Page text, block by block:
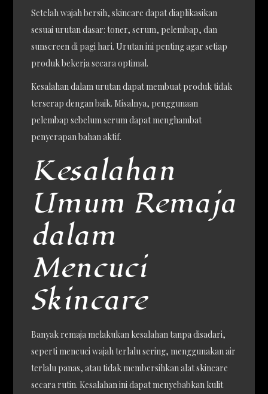
Setelah wajah bersih, skincare dapat diaplikasikan
sesuai urutan dasar: toner, serum, pelembap, dan
sunscreen di pagi hari. Urutan ini penting agar setiap
produk bekerja secara optimal.
Kesalahan dalam urutan dapat membuat produk tidak
terserap dengan baik. Misalnya, penggunaan
pelembap sebelum serum dapat menghambat
penyerapan bahan aktif.
Kesalahan
Umum Remaja
dalam
Mencuci
Skincare
Banyak remaja melakukan kesalahan tanpa disadari,
seperti mencuci wajah terlalu sering, menggunakan air
terlalu panas, atau tidak membersihkan alat skincare
secara rutin. Kesalahan ini dapat menyebabkan kulit